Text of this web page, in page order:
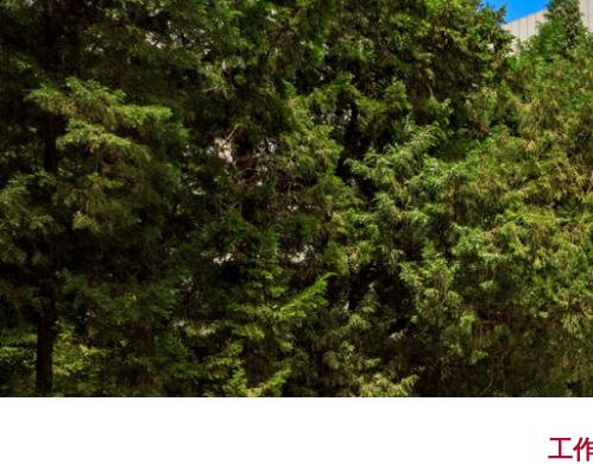
工